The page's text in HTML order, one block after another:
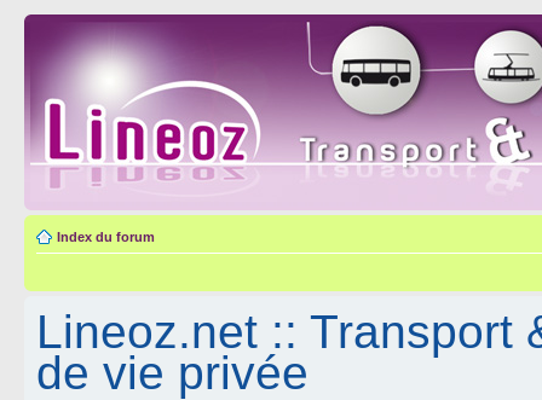
Index du forum
Lineoz.net :: Transport
de vie privée